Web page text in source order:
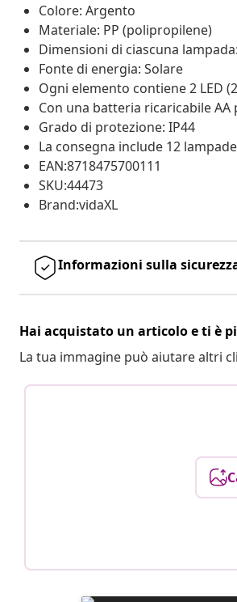
Colore: Argento
Materiale: PP (polipropilene)
Dimensioni di ciascuna
Fonte di energia: Solare
Ogni elemento contiene 2 LED
Con una batteria ricaricabile AA
Grado di protezione: IP44
La consegna include 12
EAN:8718475700111
SKU:44473
Brand:vidaXL
Informazioni sulla
Hai acquistato un articolo e ti è
La tua immagine può aiutare altri